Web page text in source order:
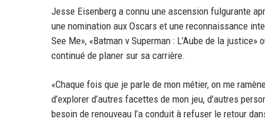
Jesse Eisenberg a connu une ascension fulgurante
une nomination aux Oscars et une reconnaissance
See Me», «Batman v Superman : L’Aube de la
continué de planer sur sa carrière.
«Chaque fois que je parle de mon métier, on me
d’explorer d’autres facettes de mon jeu, d’autres
besoin de renouveau l’a conduit à refuser le retour